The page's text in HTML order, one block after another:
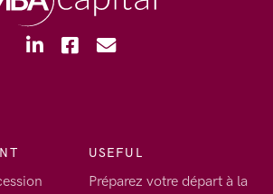
USEFUL
Préparez votre départ à la